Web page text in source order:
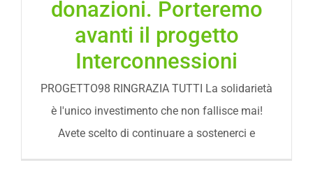
donazioni. Porteremo
avanti il progetto
Interconnessioni
PROGETTO98 RINGRAZIA TUTTI La solidarietà
è l'unico investimento che non fallisce mai!
Avete scelto di continuare a sostenerci e